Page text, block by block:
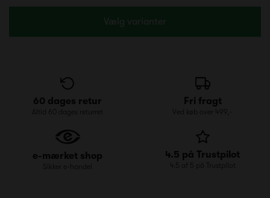
Vælg varianter
60 dages retur
Altid 60 dages returret
Fri fragt
Ved køb over 499,-
e-mærket shop
Sikker e-handel
4.5 på Trustpilot
4.5 af 5 på Trustpilot